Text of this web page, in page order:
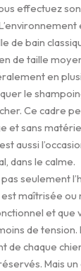
effectuez
de bain
de taille
en
le
Ce cadre
et sans
aussi
dans le calme.
seulement
maîtrisée ou
et que
de tension.
de chaque
Mais